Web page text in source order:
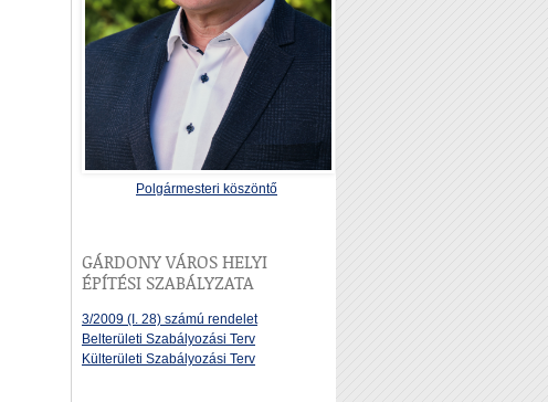
Polgármesteri köszöntő
GÁRDONY VÁROS HELYI
ÉPÍTÉSI SZABÁLYZATA
3/2009 (I. 28) számú rendelet
Belterületi Szabályozási Terv
Külterületi Szabályozási Terv